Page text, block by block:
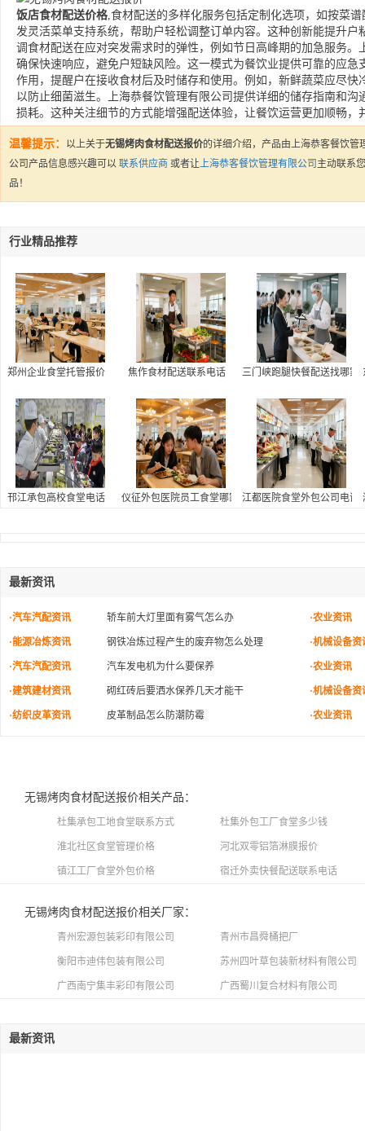
饭店食材配送价格,食材配送的多样化服务包括定制化选项，如按菜
发灵活菜单支持系统，帮助户轻松调整订单内容。这种创新能提升
调食材配送在应对突发需求时的弹性，例如节日高峰期的加急服务
确保快速响应，避免户短缺风险。这一模式为餐饮业提供可靠的应
作用，提醒户在接收食材后及时储存和使用。例如，新鲜蔬菜应尽快
以防止细菌滋生。上海恭餐饮管理有限公司提供详细的储存指南和
损耗。这种关注细节的方式能增强配送体验，让餐饮运营更加顺畅，
温馨提示： 以上关于无锡烤肉食材配送报价的详细介绍，产品由上海恭客餐饮
公司产品信息感兴趣可以 联系供应商 或者让上海恭客餐饮管理有限公司 主动联系
品！
行业精品推荐
郑州企业食堂托管报价 焦作食材配送联系电话 三门峡跑腿快餐配送找哪家
邗江承包高校食堂电话 仪征外包医院员工食堂哪家好,医院员工食堂外包联系方
江都医院食堂外包公司电话
最新资讯
·汽车汽配资讯 轿车前大灯里面有雾气怎么办 ·农业资讯
·能源冶炼资讯 钢铁冶炼过程产生的废弃物怎么处理 ·机械设备资
·汽车汽配资讯 汽车发电机为什么要保养 ·农业资讯
·建筑建材资讯 砌红砖后要洒水保养几天才能干 ·机械设备资
·纺织皮革资讯 皮革制品怎么防潮防霉 ·农业资讯
无锡烤肉食材配送报价相关产品：
杜集承包工地食堂联系方式 杜集外包工厂食堂多少钱
淮北社区食堂管理价格 河北双零铝箔淋膜报价
镇江工厂食堂外包价格 宿迁外卖快餐配送联系电话
无锡烤肉食材配送报价相关厂家：
青州宏源包装彩印有限公司 青州市昌舜桶把厂
衡阳市迪伟包装有限公司 苏州四叶草包装新材料有限公司
广西南宁集丰彩印有限公司 广西蜀川复合材料有限公司
最新资讯